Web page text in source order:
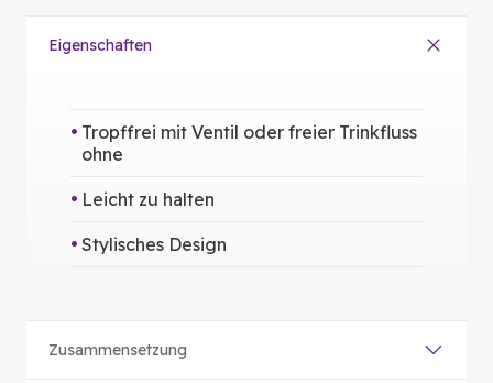
Eigenschaften
Tropffrei mit Ventil oder freier Trinkfluss
ohne
Leicht zu halten
Stylisches Design
Zusammensetzung